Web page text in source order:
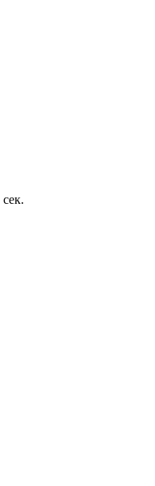
сек.